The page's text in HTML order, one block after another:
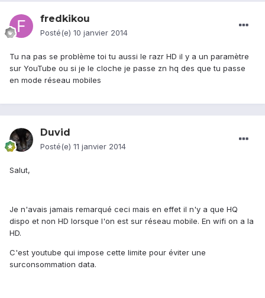
fredkikou
Posté(e) 10 janvier 2014
Tu na pas se problème toi tu aussi le razr HD il y a un paramètre
sur YouTube ou si je le cloche je passe zn hq des que tu passe
en mode réseau mobiles
Duvid
Posté(e) 11 janvier 2014
Salut,
Je n'avais jamais remarqué ceci mais en effet il n'y a que HQ
dispo et non HD lorsque l'on est sur réseau mobile. En wifi on a la
HD.
C'est youtube qui impose cette limite pour éviter une
surconsommation data.